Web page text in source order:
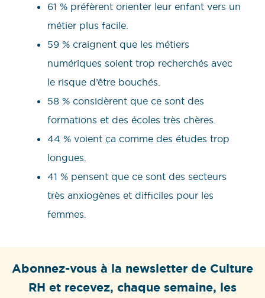
61 % préfèrent orienter leur enfant vers un
métier plus facile.
59 % craignent que les métiers
numériques soient trop recherchés avec
le risque d’être bouchés.
58 % considèrent que ce sont des
formations et des écoles très chères.
44 % voient ça comme des études trop
longues.
41 % pensent que ce sont des secteurs
très anxiogènes et difficiles pour les
femmes.
Abonnez-vous à la newsletter de Culture
RH et recevez, chaque semaine, les